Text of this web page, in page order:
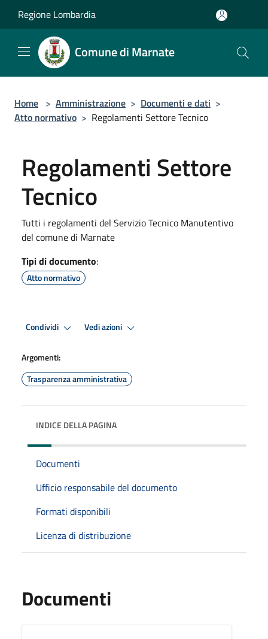
Regione Lombardia
Comune di Marnate
Home > Amministrazione > Documenti e dati >
Atto normativo > Regolamenti Settore Tecnico
Regolamenti Settore
Tecnico
Tutti i regolamenti del Servizio Tecnico Manutentivo
del comune di Marnate
Tipi di documento:
Atto normativo
Condividi Vedi azioni
Argomenti:
Trasparenza amministrativa
INDICE DELLA PAGINA
Documenti
Ufficio responsabile del documento
Formati disponibili
Licenza di distribuzione
Documenti